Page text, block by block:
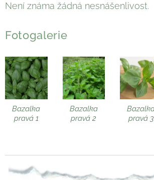
Není známa žádná nesnášenlivost.
Fotogalerie
Bazalka
pravá 1
Bazalka
pravá 2
pravá 3